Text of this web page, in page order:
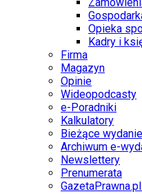
Opieka
Kadry i
Firma
Magazyn
Opinie
Wideopodcasty
e-Poradniki
Kalkulatory
Bieżące wydanie
Archiwum e-
Newslettery
Prenumerata